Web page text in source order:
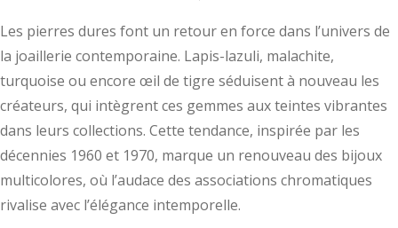
Les pierres dures font un retour en force dans l’univers de
la joaillerie contemporaine. Lapis-lazuli, malachite,
turquoise ou encore œil de tigre séduisent à nouveau les
créateurs, qui intègrent ces gemmes aux teintes vibrantes
dans leurs collections. Cette tendance, inspirée par les
décennies 1960 et 1970, marque un renouveau des bijoux
multicolores, où l’audace des associations chromatiques
rivalise avec l’élégance intemporelle.